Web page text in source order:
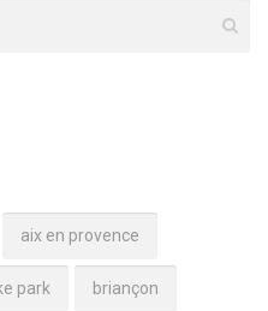
aix en provence
park briançon